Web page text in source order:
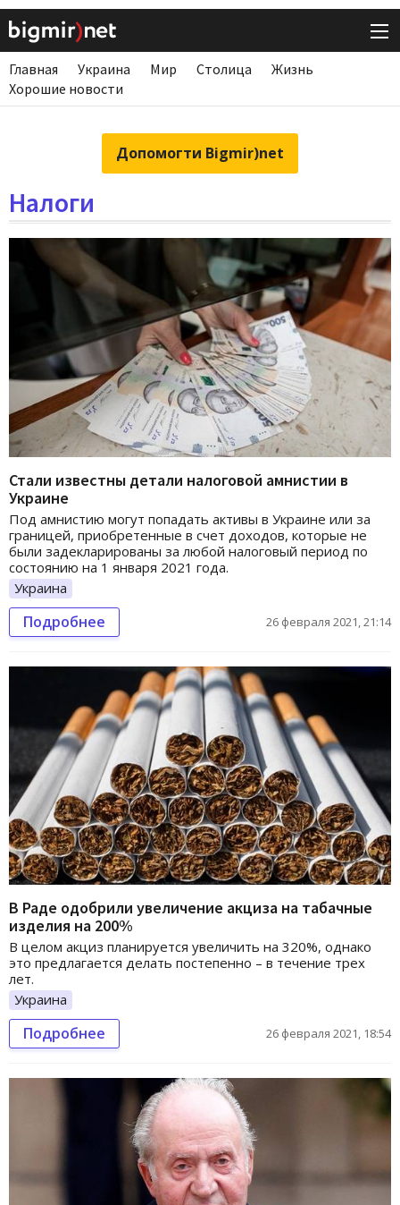
Главная Украина Мир Столица
Жизнь
Хорошие новости
Допомогти Bigmir)net
Налоги
Стали известны детали налоговой амнистии в
Украине
Под амнистию могут попадать активы в Украине или за
границей, приобретенные в счет доходов, которые не
были задекларированы за любой налоговый период по
состоянию на 1 января 2021 года.
Украина
Подробнее 26 февраля 2021, 21:14
В Раде одобрили увеличение акциза на табачные
изделия на 200%
В целом акциз планируется увеличить на 320%, однако
это предлагается делать постепенно – в течение трех
лет.
Украина
Подробнее 26 февраля 2021, 18:54